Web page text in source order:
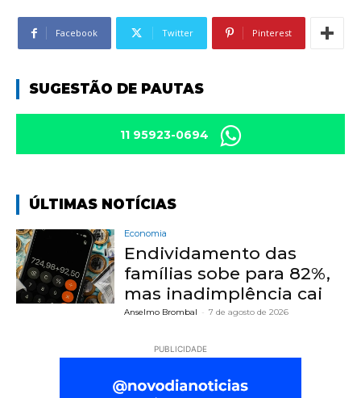
Facebook Twitter Pinterest
SUGESTÃO DE PAUTAS
11 95923-0694
ÚLTIMAS NOTÍCIAS
Economia
Endividamento das
famílias sobe para 82%,
mas inadimplência cai
Anselmo Brombal - 7 de agosto de 2026
PUBLICIDADE